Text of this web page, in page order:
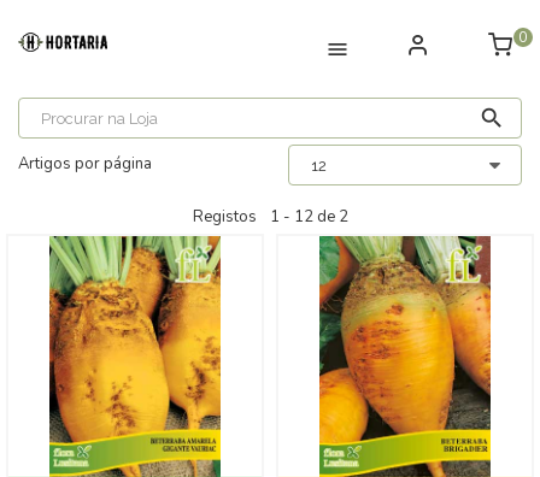
0
Artigos por página
Registos 1 - 12de 2